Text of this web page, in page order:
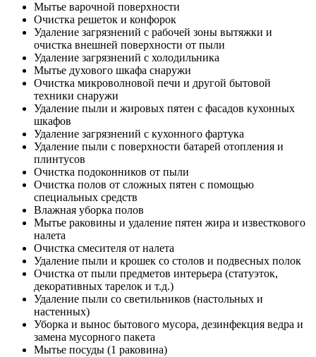
Мытье варочной поверхности
Очистка решеток и конфорок
Удаление загрязнений с рабочей зоны вытяжки и
очистка внешней поверхности от пыли
Удаление загрязнений с холодильника
Мытье духового шкафа снаружи
Очистка микроволновой печи и другой бытовой
техники снаружи
Удаление пыли и жировых пятен с фасадов кухонных
шкафов
Удаление загрязнений с кухонного фартука
Удаление пыли с поверхности батарей отопления и
плинтусов
Очистка подоконников от пыли
Очистка полов от сложных пятен с помощью
специальных средств
Влажная уборка полов
Мытье раковины и удаление пятен жира и известкового
налета
Очистка смесителя от налета
Удаление пыли и крошек со столов и подвесных полок
Очистка от пыли предметов интерьера (статуэток,
декоративных тарелок и т.д.)
Удаление пыли со светильников (настольных и
настенных)
Уборка и вынос бытового мусора, дезинфекция ведра и
замена мусорного пакета
Мытье посуды (1 раковина)